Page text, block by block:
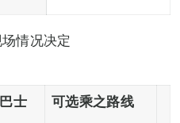
情况决定
士
可选乘之路线